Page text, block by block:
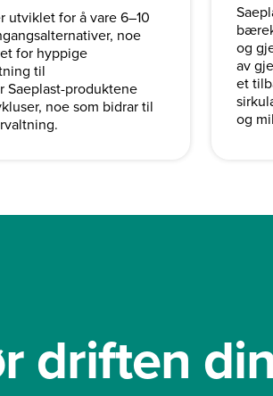
utviklet for å vare 6–10
noe
for hyppige
til
Saeplast-produktene
noe som bidrar til
og
av
et
og
driften